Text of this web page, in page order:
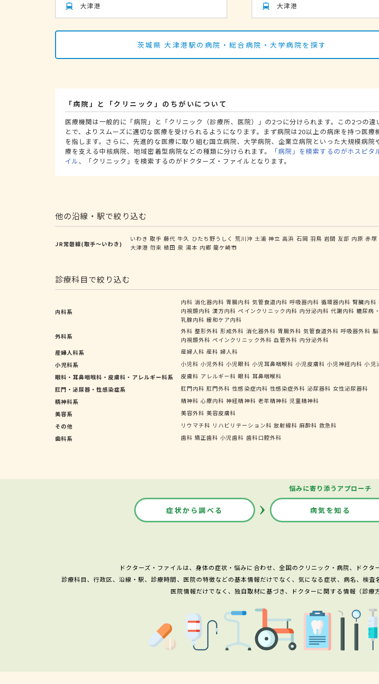
大津港
大津港
茨城県 大津港駅の病院・総合病院・大学病院を探す
「病院」と「クリニック」のちがいについて
医療機関は一般的に「病院」と「クリニック（診療所、医院）」の2つに分けられます。この2つの違
とで、よりスムーズに適切な医療を受けられるようになります。まず病院は20以上の病床を持つ医療
を指します。さらに、先進的な医療に取り組む国立病院、大学病院、企業立病院といった大規模病院
療を支える中核病院、地域密着型病院などの種類に分けられます。
「病院」を検索するのがホスピタ
イル、「クリニック」を検索するのがドクターズ・ファイルとなります。
他の沿線・駅で絞り込む
JR常磐線(取手～いわき)
いわき 取手 藤代 牛久 ひたち野うしく 荒川沖 土浦 神立 高浜 石岡 羽鳥 岩間 友部 内原 赤塚
大津港 勿来 植田 泉 湯本 内郷 龍ケ崎市
診療科目で絞り込む
内科系
内科 消化器内科 胃腸内科 気管食道内科 呼吸器内科 循環器内科 腎臓内科
内視鏡内科 漢方内科 ペインクリニック内科 内分泌内科 代謝内科 糖尿病
乳腺内科 緩和ケア内科
外科系
外科 整形外科 形成外科 消化器外科 胃腸外科 気管食道外科 呼吸器外科
内視鏡外科 ペインクリニック外科 血管外科 内分泌外科
産婦人科系
産婦人科 産科 婦人科
小児科系
小児科 小児外科 小児眼科 小児耳鼻咽喉科 小児皮膚科 小児神経内科 小児
眼科・耳鼻咽喉科・皮膚科・アレルギー科系
皮膚科 アレルギー科 眼科 耳鼻咽喉科
肛門・泌尿器・性感染症系
肛門内科 肛門外科 性感染症内科 性感染症外科 泌尿器科 女性泌尿器科
精神科系
精神科 心療内科 神経精神科 老年精神科 児童精神科
美容系
美容外科 美容皮膚科
その他
リウマチ科 リハビリテーション科 放射線科 麻酔科 救急科
歯科系
歯科 矯正歯科 小児歯科 歯科口腔外科
悩みに寄り添うアプローチ
症状から調べる 病気を知る
ドクターズ・ファイルは、身体の症状・悩みに合わせ、全国のクリニック・病院、ドクタ
診療科目、行政区、沿線・駅、診療時間、医院の特徴などの基本情報だけでなく、気になる症状、病名、検
医院情報だけでなく、独自取材に基づき、ドクターに関する情報（診療